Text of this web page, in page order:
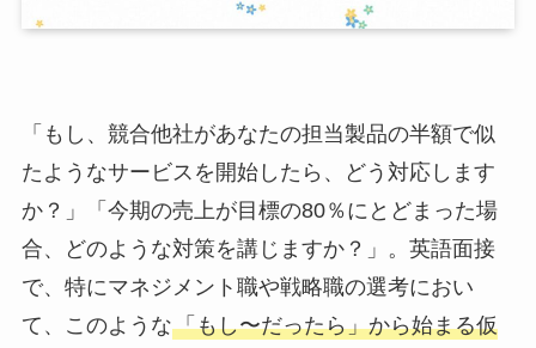
「もし、競合他社があなたの担当製品の半額で似
たようなサービスを開始したら、どう対応します
か？」「今期の売上が目標の80％にとどまった場
合、どのような対策を講じますか？」。英語面接
で、特にマネジメント職や戦略職の選考におい
て、このような「もし〜だったら」から始まる仮